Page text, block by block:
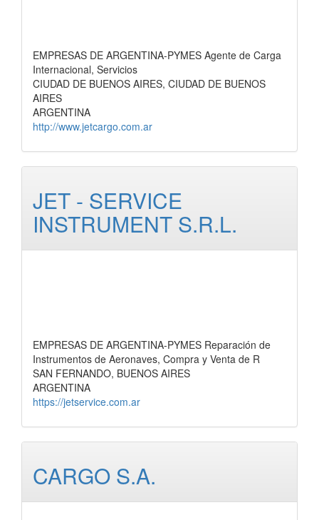
EMPRESAS DE ARGENTINA-PYMES Agente de Carga
Internacional, Servicios
CIUDAD DE BUENOS AIRES, CIUDAD DE BUENOS
AIRES
ARGENTINA
http://www.jetcargo.com.ar
JET - SERVICE
INSTRUMENT S.R.L.
EMPRESAS DE ARGENTINA-PYMES Reparación de
Instrumentos de Aeronaves, Compra y Venta de R
SAN FERNANDO, BUENOS AIRES
ARGENTINA
https://jetservice.com.ar
CARGO S.A.